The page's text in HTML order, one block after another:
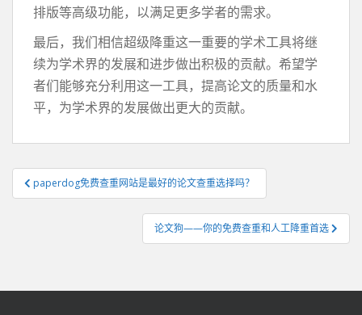
排版等高级功能，以满足更多学者的需求。
最后，我们相信超级降重这一重要的学术工具将继
续为学术界的发展和进步做出积极的贡献。希望学
者们能够充分利用这一工具，提高论文的质量和水
平，为学术界的发展做出更大的贡献。
文
章
paperdog免费查重网站是最好的论文查重选择吗？
论文狗——你的免费查重和人工降重首选